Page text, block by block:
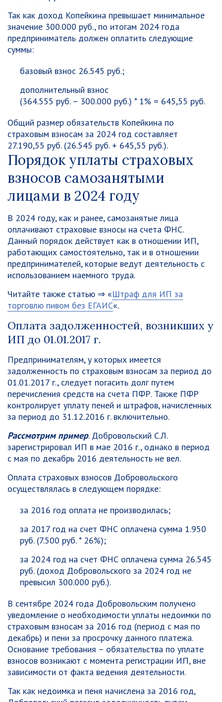
Так как доход Копейкина превышает минимальное
значение 300.000 руб., по итогам 2024 года
предприниматель должен оплатить следующие
суммы:
базовый взнос 26.545 руб.;
дополнительный взнос
(364.555 руб. – 300.000 руб.) * 1% = 645,55 руб.
Общий размер обязательств Копейкина по
страховым взносам за 2024 год составляет
27.190,55 руб. (26.545 руб. + 645,55 руб.).
Порядок уплаты страховых
взносов самозанятыми
лицами в 2024 году
В 2024 году, как и ранее, самозанятые лица
оплачивают страховые взносы на счета ФНС.
Данный порядок действует как в отношении ИП,
работающих самостоятельно, так и в отношении
предпринимателей, которые ведут деятельность с
использованием наемного труда.
Читайте также статью ⇒ «Штраф для ИП за
торговлю пивом без ЕГАИС«.
Оплата задолженностей, возникших у
ИП до 01.01.2017 г.
Предпринимателям, у которых имеется
задолженность по страховым взносам за период до
01.01.2017 г., следует погасить долг путем
перечисления средств на счета ПФР. Также ПФР
контролирует уплату пеней и штрафов, начисленных
за период до 31.12.2016 г. включительно.
Рассмотрим пример. Добровольский С.Л.
зарегистрировал ИП в мае 2016 г., однако в период
с мая по декабрь 2016 деятельность не вел.
Оплата страховых взносов Добровольского
осуществлялась в следующем порядке:
за 2016 год оплата не производилась;
за 2017 год на счет ФНС оплачена сумма 1.950
руб. (7.500 руб. * 26%);
за 2024 год на счет ФНС оплачена сумма 26.545
руб. (доход Добровольского за 2024 год не
превысил 300.000 руб.).
В сентябре 2024 года Добровольским получено
уведомление о необходимости уплаты недоимки по
страховым взносам за 2016 год (период с мая по
декабрь) и пени за просрочку данного платежа.
Основание требования – обязательства по уплате
взносов возникают с момента регистрации ИП, вне
зависимости от факта ведения деятельности.
Так как недоимка и пеня начислена за 2016 год,